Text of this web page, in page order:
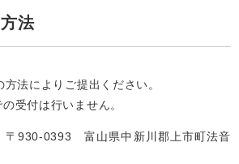
法
法によりご提出ください。
受付は行いません。
富山県中新川郡上市町法音